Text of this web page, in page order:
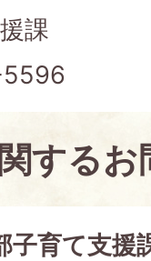
課
5596
する
子育て支援